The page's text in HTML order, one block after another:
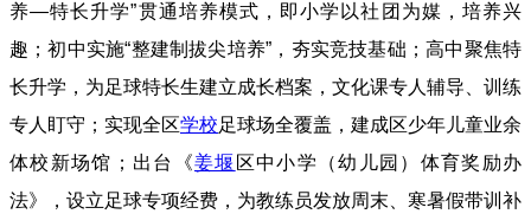
养—特长升学”贯通培养模式，即小学以社团为媒，培养兴
趣；初中实施“整建制拔尖培养”，夯实竞技基础；高中聚焦特
长升学，为足球特长生建立成长档案，文化课专人辅导、训练
专人盯守；实现全区学校足球场全覆盖，建成区少年儿童业余
体校新场馆；出台《姜堰 区中小学（幼儿园）体育奖励办
法》，设立足球专项经费，为教练员发放周末、寒暑假带训补